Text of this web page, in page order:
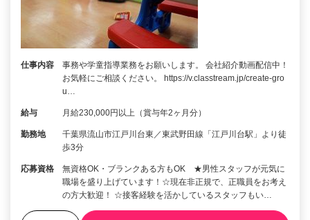
仕事内容
事務や学童指導業務をお願いします。 会社紹介動画配信中！
お気軽にご相談ください。 https://v.classtream.jp/create-gro
u…
給与 月給230,000円以上（賞与年2ヶ月分）
勤務地
千葉県流山市江戸川台東／東武野田線「江戸川台駅」より徒
歩3分
応募資格
無資格OK・ブランクある方もOK ★男性スタッフが元気に
職場を盛り上げています！☆現在非正規で、正職員をお考え
の方大歓迎！ ☆接客経験を活かしているスタッフもい…